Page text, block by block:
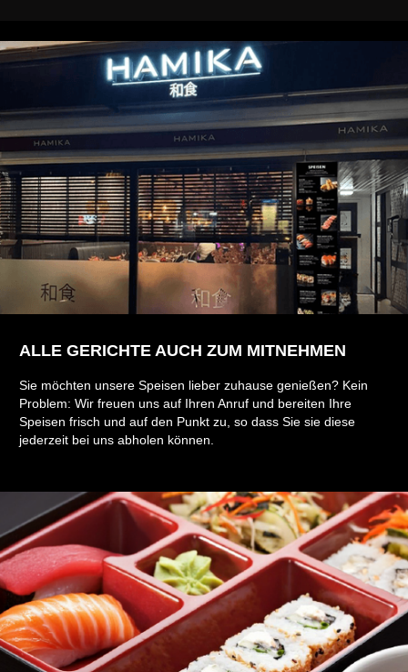
ALLE GERICHTE AUCH ZUM MITNEHMEN
Sie möchten unsere Speisen lieber zuhause genießen? Kein
Problem: Wir freuen uns auf Ihren Anruf und bereiten Ihre
Speisen frisch und auf den Punkt zu, so dass Sie sie diese
jederzeit bei uns abholen können.